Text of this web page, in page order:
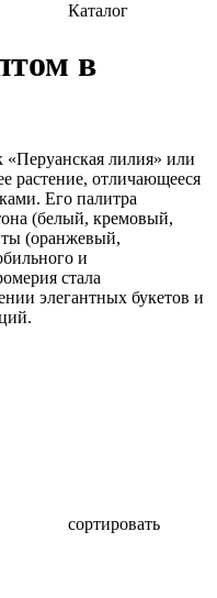
Каталог
в
«Перуанская лилия» или
растение, отличающееся
Его палитра
(белый, кремовый,
(оранжевый,
и
стала
элегантных букетов и
сортировать